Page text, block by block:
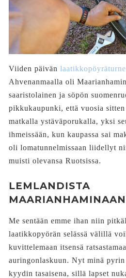
Viiden päivän
Ahvenanmaalla oli
saaristolainen ja söpön
pikkukaupunki, että vuosia
matkalla ystäväporukalla, yksi
ihmeissään, kun kaupassa sai
oli lomatunnelmissaan liidellyt
muisti olevansa Ruotsissa.
LEMLANDISTA
Me sentään emme ihan niin
laatikkopyörän selässä välillä
kuvittelemaan itsensä
auringonlaskuun. Nyt minä pyrin
kyydin tasaisena, sillä lapset